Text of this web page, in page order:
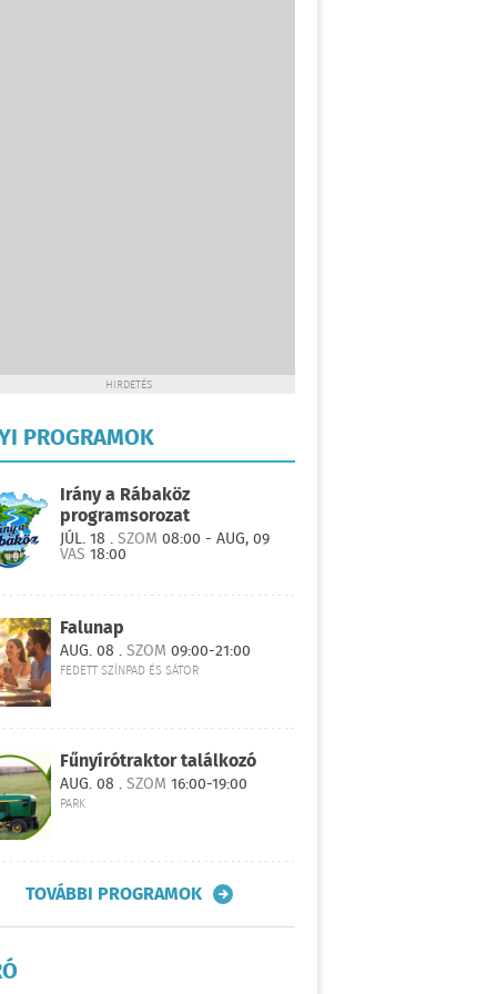
HIRDETÉS
PROGRAMOK
Irány a Rábaköz
programsorozat
JÚL. 18 .SZOM 08:00 - AUG, 09
VAS 18:00
Falunap
AUG. 08 .SZOM 09:00-21:00
FEDETT SZÍNPAD ÉS SÁTOR
Fűnyírótraktor találkozó
AUG. 08 .SZOM 16:00-19:00
PARK
TOVÁBBI PROGRAMOK